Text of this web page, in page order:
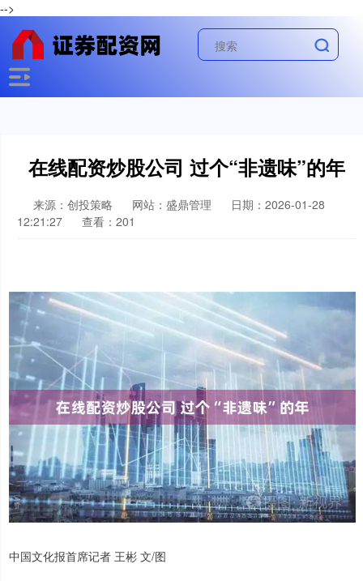
-->
在线配资炒股公司 过个“非遗味”的年
来源：创投策略 网站：盛鼎管理
日期：2026-01-28
12:21:27
查看：201
中国文化报首席记者 王彬 文/图